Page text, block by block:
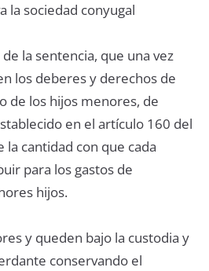
la sociedad conyugal
la sentencia, que una vez
los deberes y derechos de
de los hijos menores, de
en el artículo 160 del
la cantidad con que cada
para los gastos de
hijos.
y queden bajo la custodia y
conservando el